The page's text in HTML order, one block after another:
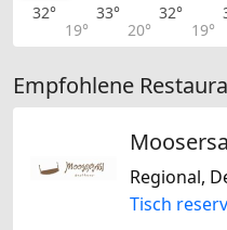
32°
19°
33°
20°
32°
19°
Empfohlene
Tisch